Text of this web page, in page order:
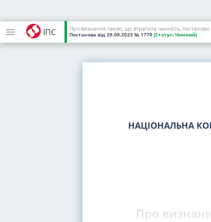
ІПС Про визнання такою, що втратила чинність, постанови
Постанова від 29.09.2023 № 1779 (Статус: Чинний)
НАЦІОНАЛЬНА
Про